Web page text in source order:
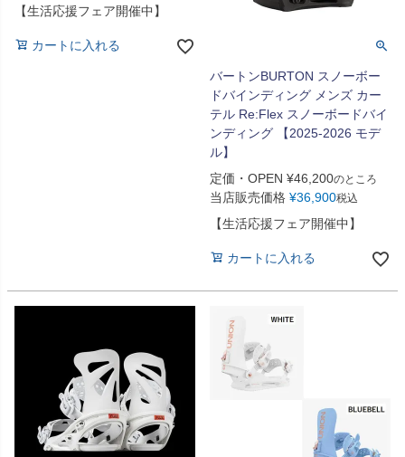
【生活応援フェア開催中】
カートに入れる
バートンBURTON スノーボー
ドバインディング メンズ カー
テル Re:Flex スノーボードバイ
ンディング 【2025-2026 モデ
ル】
定価・OPEN ¥46,200のところ
当店販売価格 ¥36,900税込
【生活応援フェア開催中】
カートに入れる